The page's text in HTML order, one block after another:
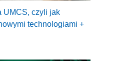
UMCS, czyli jak
technologiami +